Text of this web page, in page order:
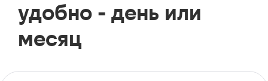
удобно - день или
месяц